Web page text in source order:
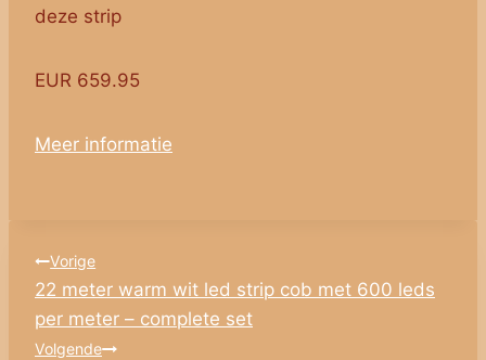
deze strip
EUR 659.95
Meer informatie
Bericht
navigatie
Vorige
22 meter warm wit led strip cob met 600 leds
per meter – complete set
Volgende